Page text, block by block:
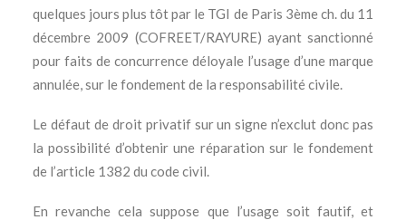
quelques jours plus tôt par le TGI de Paris 3ème ch. du 11
décembre 2009 (COFREET/RAYURE) ayant sanctionné
pour faits de concurrence déloyale l’usage d’une marque
annulée, sur le fondement de la responsabilité civile.
Le défaut de droit privatif sur un signe n’exclut donc pas
la possibilité d’obtenir une réparation sur le fondement
de l’article 1382 du code civil.
En revanche cela suppose que l’usage soit fautif, et